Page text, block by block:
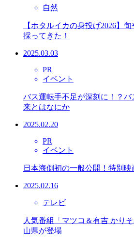
自然
【ホタルイカの身投げ2026】
採ってきた！
2025.03.03
PR
イベント
バス運転手不足が深刻に！？
来とはなにか
2025.02.20
PR
イベント
日本海側初の一般公開！特別映
2025.02.16
テレビ
人気番組「マツコ＆有吉 かり
山県が登場